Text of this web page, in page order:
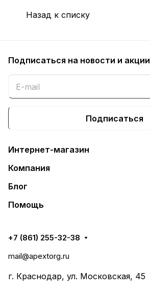
Назад к списку
Подписаться на новости и акции
Подписаться
Интернет-магазин
Компания
Блог
Помощь
+7 (861) 255-32-38
mail@apextorg.ru
г. Краснодар, ул. Московская, 45